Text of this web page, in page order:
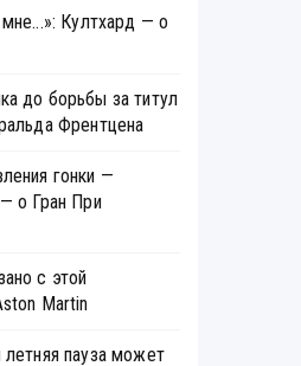
Култхард — о
до борьбы за титул
Френтцена
гонки —
о Гран При
с этой
Martin
пауза может